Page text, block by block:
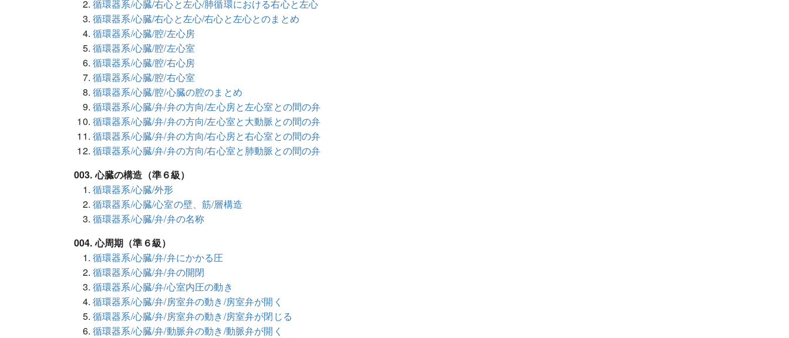
循環器系/心臓/右心と左心/肺循環における右心と左心
循環器系/心臓/右心と左心/右心と左心とのまとめ
循環器系/心臓/腔/左心房
循環器系/心臓/腔/左心室
循環器系/心臓/腔/右心房
循環器系/心臓/腔/右心室
循環器系/心臓/腔/心臓の腔のまとめ
循環器系/心臓/弁/弁の方向/左心房と左心室との間の弁
循環器系/心臓/弁/弁の方向/左心室と大動脈との間の弁
循環器系/心臓/弁/弁の方向/右心房と右心室との間の弁
循環器系/心臓/弁/弁の方向/右心室と肺動脈との間の弁
003. 心臓の構造（準６級）
循環器系/心臓/外形
循環器系/心臓/心室の壁、筋/層構造
循環器系/心臓/弁/弁の名称
004. 心周期（準６級）
循環器系/心臓/弁/弁にかかる圧
循環器系/心臓/弁/弁の開閉
循環器系/心臓/弁/心室内圧の動き
循環器系/心臓/弁/房室弁の動き/房室弁が開く
循環器系/心臓/弁/房室弁の動き/房室弁が閉じる
循環器系/心臓/弁/動脈弁の動き/動脈弁が開く